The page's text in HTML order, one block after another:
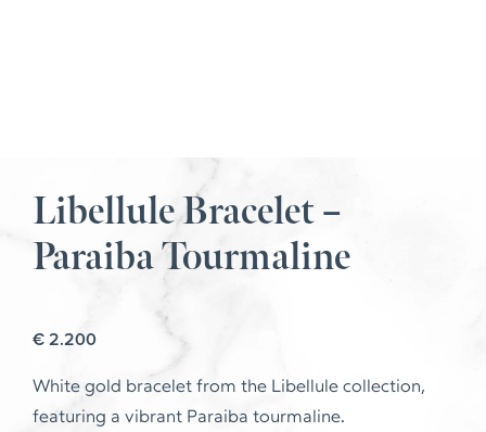
Libellule Bracelet –
Paraiba Tourmaline
€2.200
White gold bracelet from the Libellule collection,
featuring a vibrant Paraiba tourmaline.